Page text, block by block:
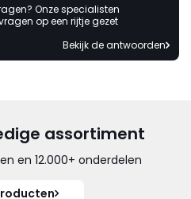
Onze specialisten
op een rijtje gezet
Bekijk de antwoorden
assortiment
en 12.000+ onderdelen